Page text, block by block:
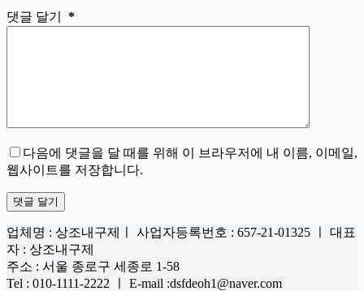
댓글 달기 *
다음에 댓글을 달 때를 위해 이 브라우저에 내 이름, 이메일,
웹사이트를 저장합니다.
댓글 달기
업체명 : 상조내구제ㅣ 사업자등록번호 : 657-21-01325 ㅣ 대표
자 : 상조내구제
주소 : 서울 종로구 세종로 1-58
Tel : 010-1111-2222 ㅣ E-mail :dsfdeoh1@naver.com